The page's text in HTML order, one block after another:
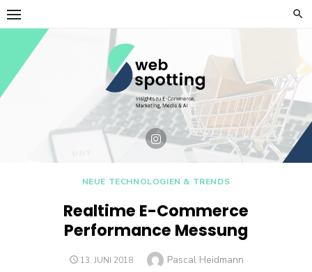
Skip
to
content
NEUE TECHNOLOGIEN & TRENDS
Realtime E-Commerce
Performance Messung
POSTED
13. JUNI 2018 Author
Pascal Heidmann